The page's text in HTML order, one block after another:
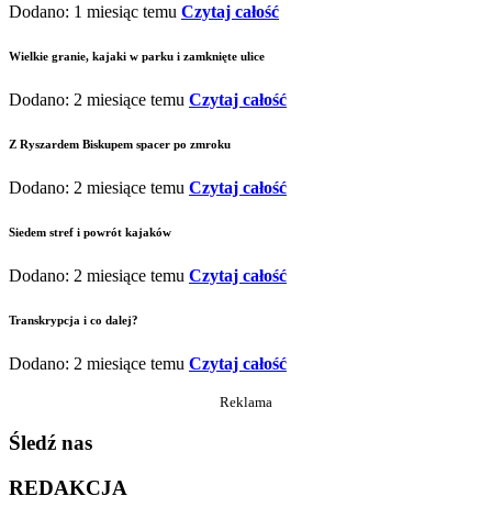
Dodano: 1 miesiąc temu Czytaj całość
Wielkie granie, kajaki w parku i zamknięte ulice
Dodano: 2 miesiące temu Czytaj całość
Z Ryszardem Biskupem spacer po zmroku
Dodano: 2 miesiące temu Czytaj całość
Siedem stref i powrót kajaków
Dodano: 2 miesiące temu Czytaj całość
Transkrypcja i co dalej?
Dodano: 2 miesiące temu Czytaj całość
Reklama
Śledź nas
REDAKCJA